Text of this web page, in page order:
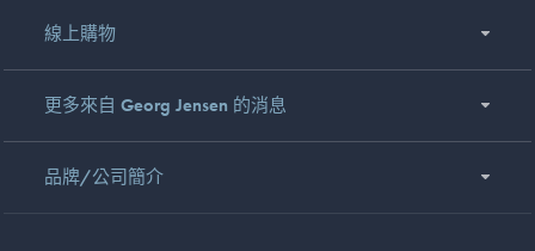
線上購物
更多來自 Georg Jensen 的消息
品牌/公司簡介